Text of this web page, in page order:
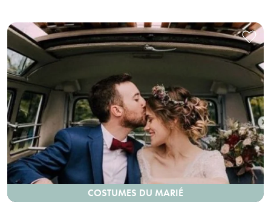
COSTUMES DU MARIÉ